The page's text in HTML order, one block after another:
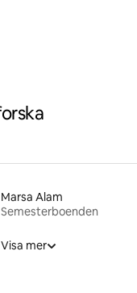
Marsa Alam
Semesterboenden
Visa mer